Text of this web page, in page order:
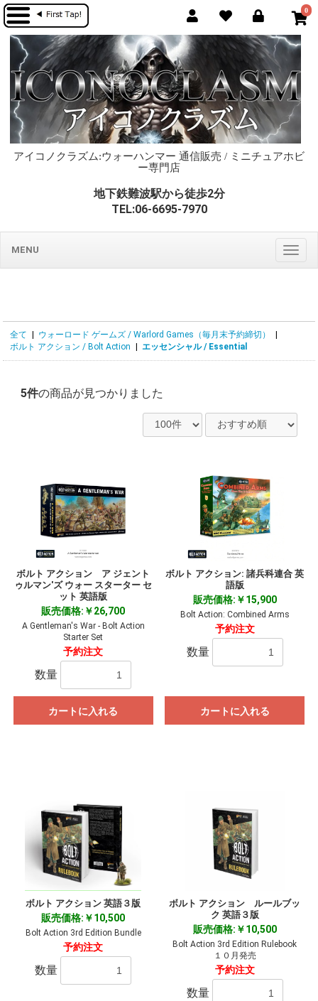
0
アイコノクラズム:ウォーハンマー 通信販売 / ミニチュアホビ
ー専門店
地下鉄難波駅から徒歩2分
TEL:06-6695-7970
MENU
全て ウォーロード ゲームズ / Warlord Games（毎月末予約締切）
ボルト アクション / Bolt Action
エッセンシャル / Essential
5件の商品が見つかりました
ボルト アクション ア ジェント
ゥルマン'ズ ウォー スターター セ
ット 英語版
販売価格:￥26,700
A Gentleman's War - Bolt Action
Starter Set
予約注文
数量
カートに入れる
ボルト アクション: 諸兵科連合 英
語版
販売価格:￥15,900
Bolt Action: Combined Arms
予約注文
数量
カートに入れる
ボルト アクション 英語３版
販売価格:￥10,500
Bolt Action 3rd Edition Bundle
予約注文
数量
ボルト アクション ルールブッ
ク 英語３版
販売価格:￥10,500
Bolt Action 3rd Edition Rulebook
１０月発売
予約注文
数量